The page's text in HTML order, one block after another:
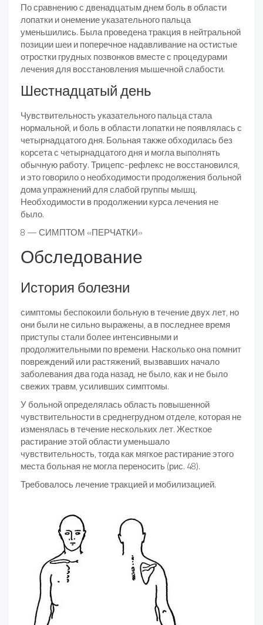
По сравнению с двенадцатым днем боль в области
лопатки и онемение указательного пальца
уменьшились. Была проведена тракция в нейтральной
позиции шеи и поперечное надавливание на остистые
отростки грудных позвонков вместе с процедурами
лечения для восстановления мышечной слабости.
Шестнадцатый день
Чувствительность указательного пальца стала
нормальной, и боль в области лопатки не появлялась с
четырнадцатого дня. Больная также обходилась без
корсета с четырнадцатого дня и могла выполнять
обычную работу. Трицепс-рефлекс не восстановился,
и это говорило о необходимости продолжения больной
дома упражнений для слабой группы мышц.
Необходимости в продолжении курса лечения не
было.
8 — СИМПТОМ «ПЕРЧАТКИ»
Обследование
История болезни
симптомы беспокоили больную в течение двух лет, но
они были не сильно выражены, а в последнее время
приступы стали более интенсивными и
продолжительными по времени. Насколько она помнит
повреждений или растяжений, вызвавших начало
заболевания два года назад, не было, как и не было
свежих травм, усиливших симптомы.
У больной определялась область повышенной
чувствительности в среднегрудном отделе, которая не
изменялась в течение нескольких лет. Жесткое
растирание этой области уменьшало
чувствительность, тогда как мягкое растирание этого
места больная не могла переносить (рис. 48).
Требовалось лечение тракцией и мобилизацией.